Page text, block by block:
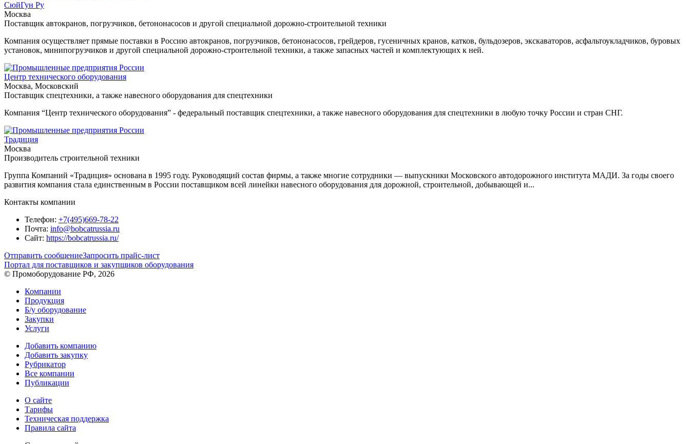
СюйГун Ру
Москва
Поставщик автокранов, погрузчиков, бетононасосов и другой специальной дорожно-строительной техники
Компания осуществляет прямые поставки в Россию автокранов, погрузчиков, бетононасосов, грейдеров, гусеничных кранов, катков, бульдозеров, экскаваторов, асфальтоукладчиков, буровых
установок, минипогрузчиков и другой специальной дорожно-строительной техники, а также запасных частей и комплектующих к ней.
Центр технического оборудования
Москва, Московский
Поставщик спецтехники, а также навесного оборудования для спецтехники
Компания “Центр технического оборудования” - федеральный поставщик спецтехники, а также навесного оборудования для спецтехники в любую точку России и стран СНГ.
Традиция
Москва
Производитель строительной техники
Группа Компаний «Традиция» основана в 1995 году. Руководящий состав фирмы, а также многие сотрудники — выпускники Московского автодорожного института МАДИ. За годы своего
развития компания стала единственным в России поставщиком всей линейки навесного оборудования для дорожной, строительной, добывающей и...
Контакты компании
Телефон: +7(495)669-78-22
Почта: info@bobcatrussia.ru
Сайт: https://bobcatrussia.ru/
Отправить сообщениеЗапросить прайс-лист
Портал для поставщиков и закупщиков оборудования
© Промоборудование РФ, 2026
Компании
Продукция
Б/у оборудование
Закупки
Услуги
Добавить компанию
Добавить закупку
Рубрикатор
Все компании
Публикации
О сайте
Тарифы
Техническая поддержка
Правила сайта